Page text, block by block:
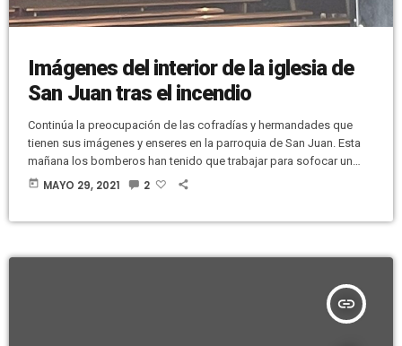
Imágenes del interior de la iglesia de
San Juan tras el incendio
Continúa la preocupación de las cofradías y hermandades que
tienen sus imágenes y enseres en la parroquia de San Juan. Esta
mañana los bomberos han tenido que trabajar para sofocar un
fuego y, sobre todo, para evacuar la gran cantidad de humo que
today MAYO 29, 2021 2
insert_link